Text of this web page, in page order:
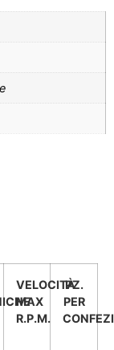
VELOCITÀ
MAX
R.P.M.
PZ.
PER